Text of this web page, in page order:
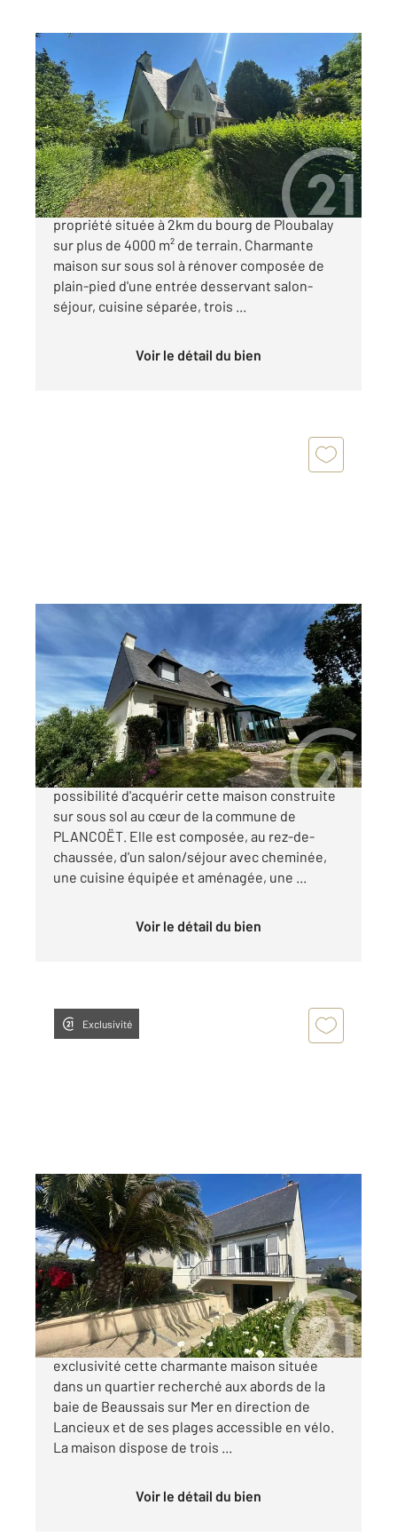
BEAUSSAIS SUR MER 22
88,31 m
, 5 pièces
Ref : 1873
Maison à vendre
295 400 €
Century 21 DUFEIL INVEST vous propose cette
propriété située à 2km du bourg de Ploubalay
sur plus de 4000 m² de terrain. Charmante
maison sur sous sol à rénover composée de
plain-pied d'une entrée desservant salon-
séjour, cuisine séparée, trois ...
Voir le détail du bien
PLANCOET 22
2
, 5 pièces
Ref : 30
Maison à vendre
284 850 €
CENTURY 21 Dufeil Invest vous offre la
possibilité d'acquérir cette maison construite
sur sous sol au cœur de la commune de
PLANCOËT. Elle est composée, au rez-de-
chaussée, d'un salon/séjour avec cheminée,
une cuisine équipée et aménagée, une ...
Voir le détail du bien
Exclusivité
BEAUSSAIS SUR MER 22
70 m2, 3 pièces
Ref : 1885
Maison à vendre
242 650 €
Century21 Dufeil Invest vous propose en
exclusivité cette charmante maison située
dans un quartier recherché aux abords de la
baie de Beaussais sur Mer en direction de
Lancieux et de ses plages accessible en vélo.
La maison dispose de trois ...
Voir le détail du bien